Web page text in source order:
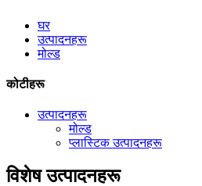
घर
उत्पादनहरू
मोल्ड
कोटीहरू
उत्पादनहरू
मोल्ड
प्लास्टिक उत्पादनहरू
विशेष उत्पादनहरू